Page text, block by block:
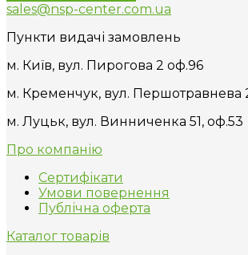
sales@nsp-center.com.ua
Пункти видачі замовлень
м. Київ, вул. Пирогова 2 оф.96
м. Кременчук, вул. Першотравнева
м. Луцьк, вул. Винниченка 51, оф.53
Про компанію
Сертифікати
Умови повернення
Публічна оферта
Каталог товарів